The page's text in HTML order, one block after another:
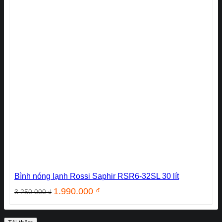
Bình nóng lạnh Rossi Saphir RSR6-32SL 30 lít
3.250.000₫ Giá
là:
1.990.000 ₫
tại